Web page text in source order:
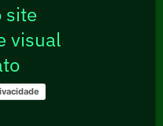
site
visual